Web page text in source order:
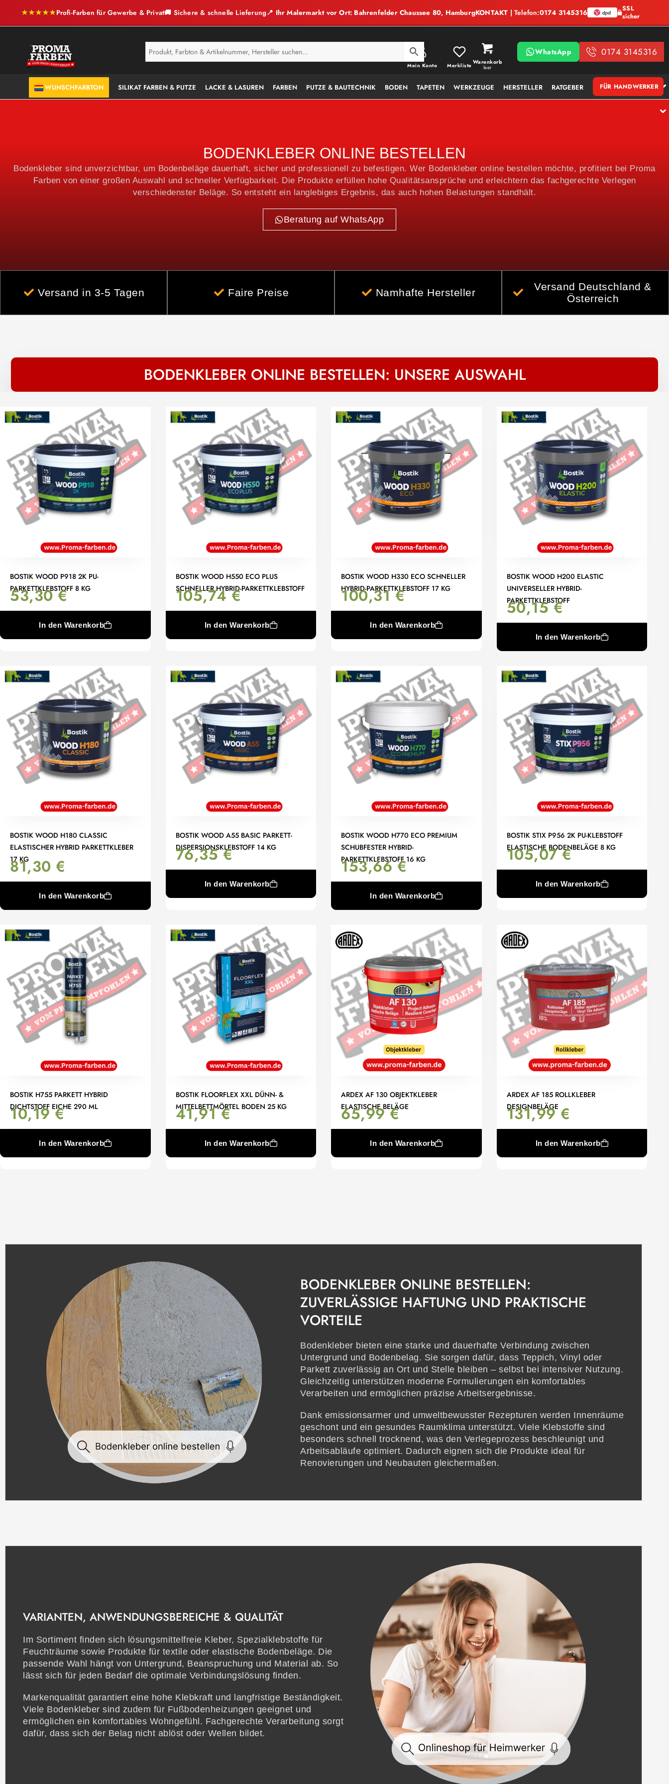
★★★★★Profi-Farben für Gewerbe & Privat🚚 Sichere & schnelle Lieferung📍 Ihr Malermarkt vor Ort: Bahrenfelder Chaussee 80, HamburgKONTAKT | Telefon:0174 3145316
SSL
sicher
Warenkorb
leer
Mein Konto Merkliste
WhatsApp 0174 3145316
SERVICE
ANTI-SCHIMMEL
WUNSCHFARBTON SILIKAT FARBEN & PUTZE LACKE & LASUREN FARBEN PUTZE & BAUTECHNIK BODEN TAPETEN WERKZEUGE HERSTELLER RATGEBER FÜR HANDWERKER
BODENKLEBER ONLINE BESTELLEN
Bodenkleber sind unverzichtbar, um Bodenbeläge dauerhaft, sicher und professionell zu befestigen. Wer Bodenkleber online bestellen möchte, profitiert bei Proma
Farben von einer großen Auswahl und schneller Verfügbarkeit. Die Produkte erfüllen hohe Qualitätsansprüche und erleichtern das fachgerechte Verlegen
verschiedenster Beläge. So entsteht ein langlebiges Ergebnis, das auch hohen Belastungen standhält.
Beratung auf WhatsApp
Versand in 3-5 Tagen Faire Preise Namhafte Hersteller
Versand Deutschland &
Österreich
BODENKLEBER ONLINE BESTELLEN: UNSERE AUSWAHL
BOSTIK WOOD P918 2K PU-
PARKETTKLEBSTOFF 8 KG
53,30€
In den Warenkorb
BOSTIK WOOD H550 ECO PLUS
SCHNELLER HYBRID-PARKETTKLEBSTOFF
105,74€
In den Warenkorb
BOSTIK WOOD H330 ECO SCHNELLER
HYBRID-PARKETTKLEBSTOFF 17 KG
100,31€
In den Warenkorb
BOSTIK WOOD H200 ELASTIC
UNIVERSELLER HYBRID-
PARKETTKLEBSTOFF
50,15€
In den Warenkorb
BOSTIK WOOD H180 CLASSIC
ELASTISCHER HYBRID PARKETTKLEBER
17 KG
81,30 €
In den Warenkorb
BOSTIK WOOD A55 BASIC PARKETT-
DISPERSIONSKLEBSTOFF 14 KG
76,35€
In den Warenkorb
BOSTIK WOOD H770 ECO PREMIUM
SCHUBFESTER HYBRID-
PARKETTKLEBSTOFF 16 KG
153,66€
In den Warenkorb
BOSTIK STIX P956 2K PU-KLEBSTOFF
ELASTISCHE BODENBELÄGE 8 KG
105,07€
In den Warenkorb
BOSTIK H755 PARKETT HYBRID
DICHTSTOFF EICHE 290 ML
10,19€
In den Warenkorb
BOSTIK FLOORFLEX XXL DÜNN- &
MITTELBETTMÖRTEL BODEN 25 KG
41,91€
In den Warenkorb
ARDEX AF 130 OBJEKTKLEBER
ELASTISCHE BELÄGE
65,99€
In den Warenkorb
ARDEX AF 185 ROLLKLEBER
DESIGNBELÄGE
131,99€
In den Warenkorb
BODENKLEBER ONLINE BESTELLEN:
ZUVERLÄSSIGE HAFTUNG UND PRAKTISCHE
VORTEILE
Bodenkleber bieten eine starke und dauerhafte Verbindung zwischen
Untergrund und Bodenbelag. Sie sorgen dafür, dass Teppich, Vinyl oder
Parkett zuverlässig an Ort und Stelle bleiben – selbst bei intensiver Nutzung.
Gleichzeitig unterstützen moderne Formulierungen ein komfortables
Verarbeiten und ermöglichen präzise Arbeitsergebnisse.
Dank emissionsarmer und umweltbewusster Rezepturen werden Innenräume
geschont und ein gesundes Raumklima unterstützt. Viele Klebstoffe sind
besonders schnell trocknend, was den Verlegeprozess beschleunigt und
Arbeitsabläufe optimiert. Dadurch eignen sich die Produkte ideal für
Renovierungen und Neubauten gleichermaßen.
VARIANTEN, ANWENDUNGSBEREICHE & QUALITÄT
Im Sortiment finden sich lösungsmittelfreie Kleber, Spezialklebstoffe für
Feuchträume sowie Produkte für textile oder elastische Bodenbeläge. Die
passende Wahl hängt von Untergrund, Beanspruchung und Material ab. So
lässt sich für jeden Bedarf die optimale Verbindungslösung finden.
Markenqualität garantiert eine hohe Klebkraft und langfristige Beständigkeit.
Viele Bodenkleber sind zudem für Fußbodenheizungen geeignet und
ermöglichen ein komfortables Wohngefühl. Fachgerechte Verarbeitung sorgt
dafür, dass sich der Belag nicht ablöst oder Wellen bildet.